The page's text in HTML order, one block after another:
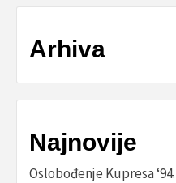
Arhiva
Najnovije
Oslobođenje Kupresa